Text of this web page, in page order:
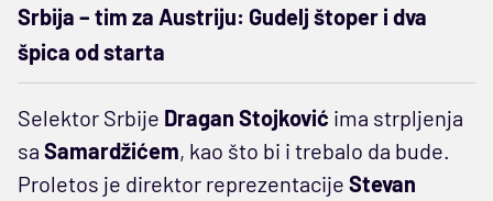
Srbija – tim za Austriju: Gudelj štoper i dva
špica od starta
Selektor Srbije Dragan Stojković ima strpljenja
sa Samardžićem, kao što bi i trebalo da bude.
Proletos je direktor reprezentacije Stevan